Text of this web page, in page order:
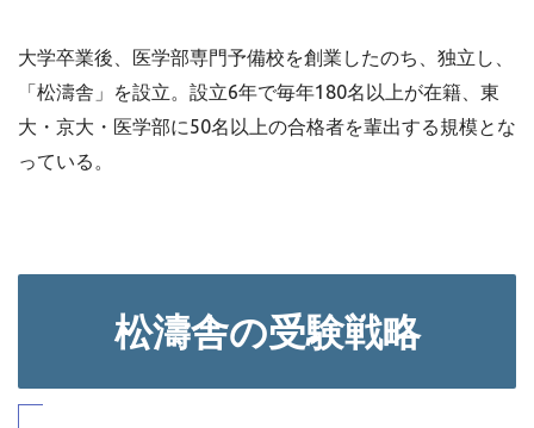
大学卒業後、医学部専門予備校を創業したのち、独立し、
「松濤舎」を設立。設立6年で毎年180名以上が在籍、東
大・京大・医学部に50名以上の合格者を輩出する規模とな
っている。
松濤舎の受験戦略